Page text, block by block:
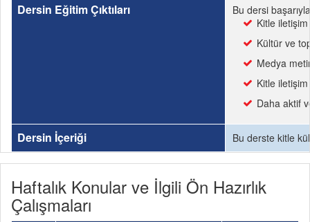
Dersin Eğitim Çıktıları
Bu dersi
Kitle
Kültür ve
Medya
Kitle
Daha aktif
Dersin İçeriği Bu derste kitle
Haftalık Konular ve İlgili Ön Hazırlık
Çalışmaları